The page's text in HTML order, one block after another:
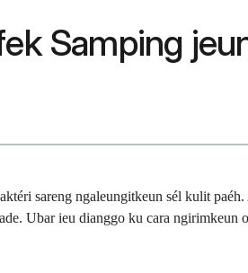
Samping
sareng ngaleungitkeun sél kulit
Ubar ieu dianggo ku cara